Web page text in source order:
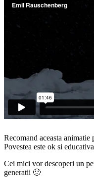
Recomand aceasta
Povestea este ok si
Cei mici vor descoperi un
generatii 🙂